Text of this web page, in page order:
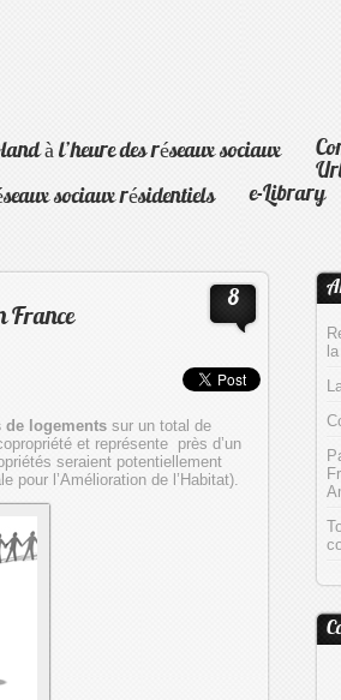
à l’heure des réseaux sociaux
sociaux résidentiels e-Library
8
France
logements sur un total de
et représente près d’un
seraient potentiellement
l’Amélioration de l’Habitat).